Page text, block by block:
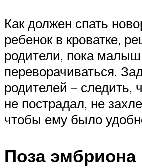
Как должен спать
ребенок в кроватке,
родители, пока
переворачиваться.
родителей –
не пострадал, не
чтобы ему было
Поза эмбриона